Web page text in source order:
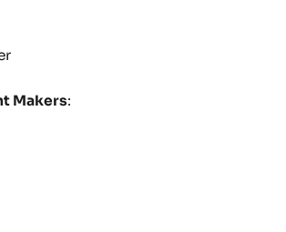
Makers: